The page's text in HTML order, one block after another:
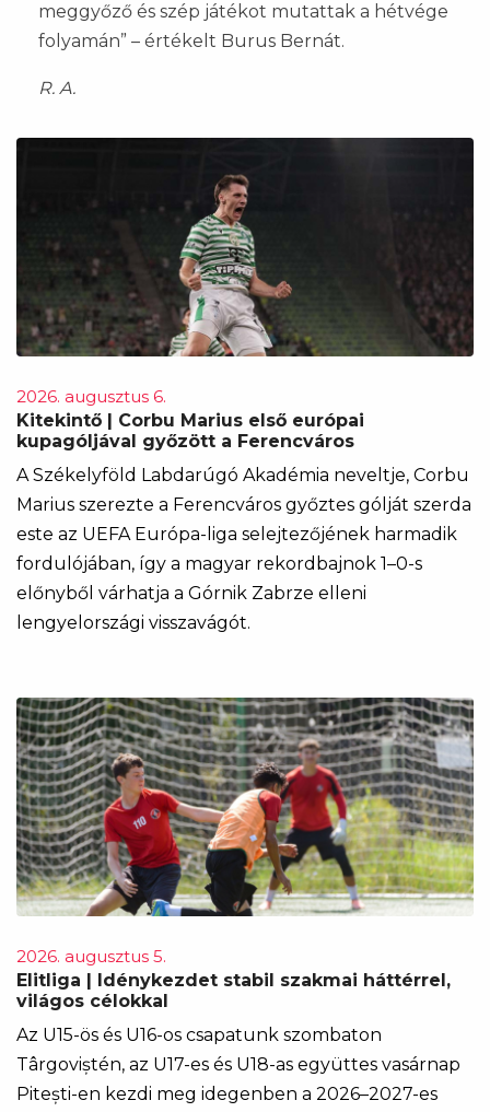
meggyőző és szép játékot mutattak a hétvége
folyamán” – értékelt Burus Bernát.
R. A.
2026. augusztus 6.
Kitekintő | Corbu Marius első európai
kupagóljával győzött a Ferencváros
A Székelyföld Labdarúgó Akadémia neveltje, Corbu
Marius szerezte a Ferencváros győztes gólját szerda
este az UEFA Európa-liga selejtezőjének harmadik
fordulójában, így a magyar rekordbajnok 1–0-s
előnyből várhatja a Górnik Zabrze elleni
lengyelországi visszavágót.
2026. augusztus 5.
Elitliga | Idénykezdet stabil szakmai háttérrel,
világos célokkal
Az U15-ös és U16-os csapatunk szombaton
Târgoviștén, az U17-es és U18-as együttes vasárnap
Pitești-en kezdi meg idegenben a 2026–2027-es